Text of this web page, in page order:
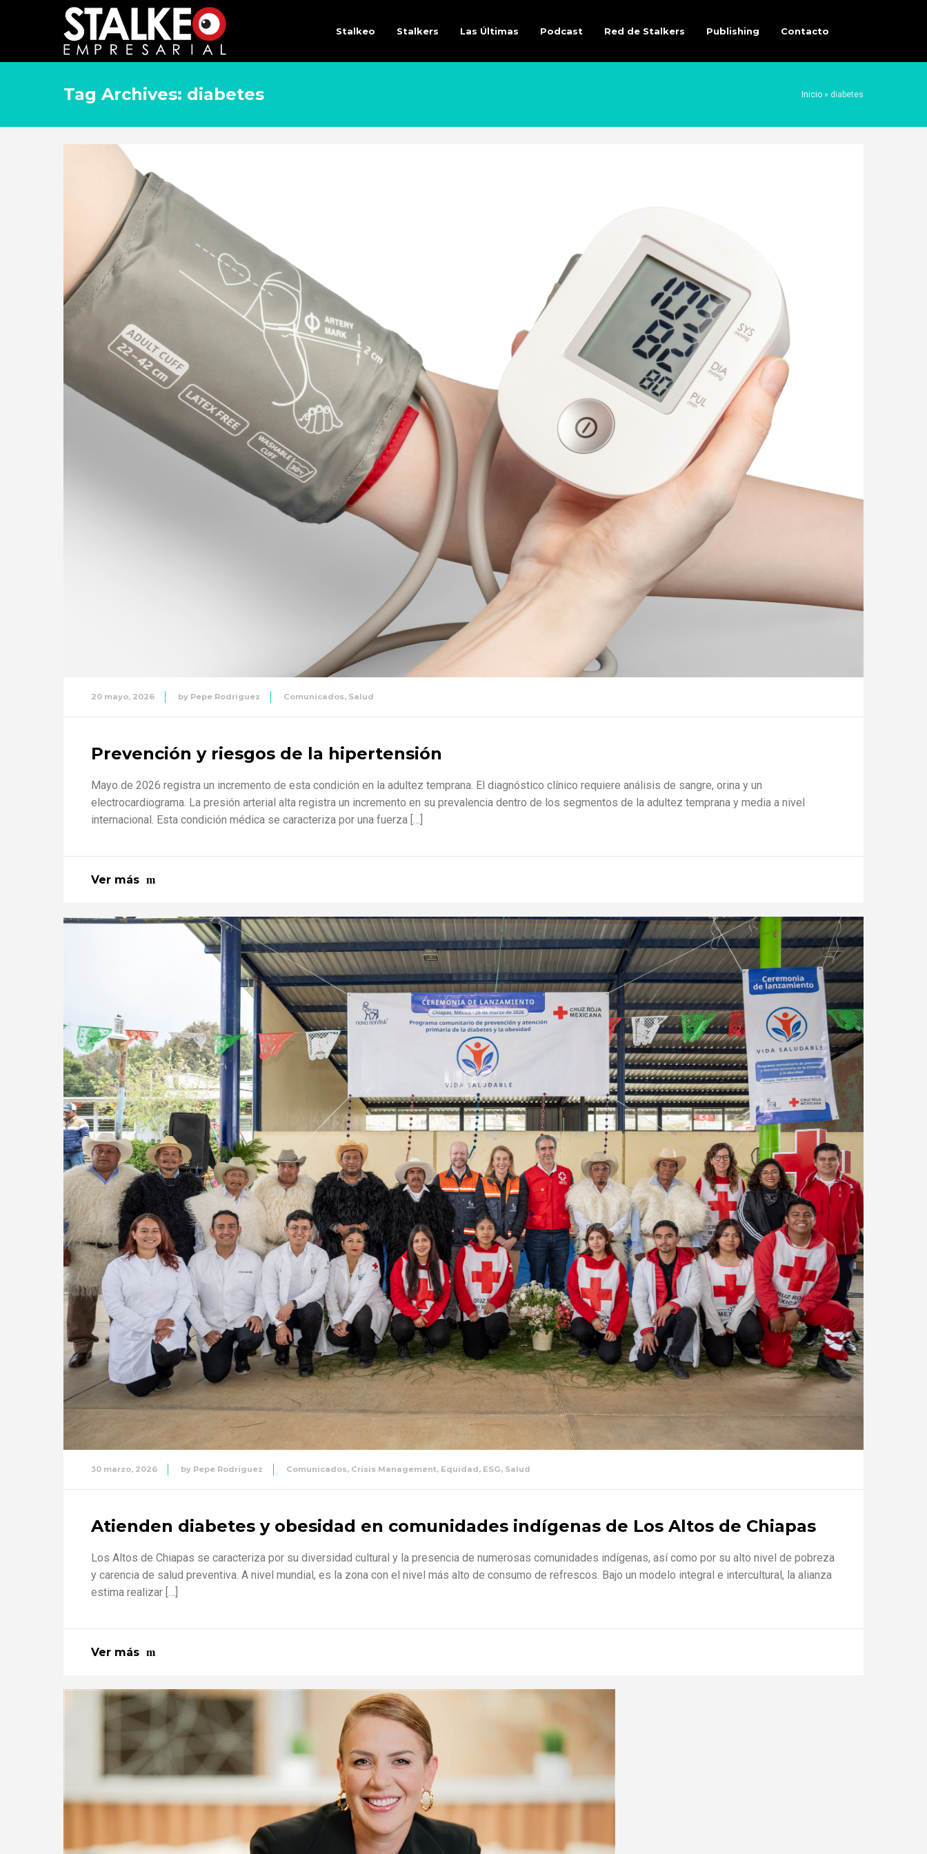
Stalkeo Stalkers Las Últimas Podcast Red de Stalkers Publishing Contacto
Tag Archives: diabetes Inicio » diabetes
20 mayo, 2026 by Pepe Rodriguez Comunicados, Salud
Prevención y riesgos de la hipertensión
Mayo de 2026 registra un incremento de esta condición en la adultez temprana. El diagnóstico clínico requiere análisis de sangre, orina y un
electrocardiograma. La presión arterial alta registra un incremento en su prevalencia dentro de los segmentos de la adultez temprana y media a nivel
internacional. Esta condición médica se caracteriza por una fuerza […]
Ver más
30 marzo, 2026 by Pepe Rodriguez Comunicados, Crisis Management, Equidad, ESG, Salud
Atienden diabetes y obesidad en comunidades indígenas de Los Altos de Chiapas
Los Altos de Chiapas se caracteriza por su diversidad cultural y la presencia de numerosas comunidades indígenas, así como por su alto nivel de pobreza
y carencia de salud preventiva. A nivel mundial, es la zona con el nivel más alto de consumo de refrescos. Bajo un modelo integral e intercultural, la alianza
estima realizar […]
Ver más